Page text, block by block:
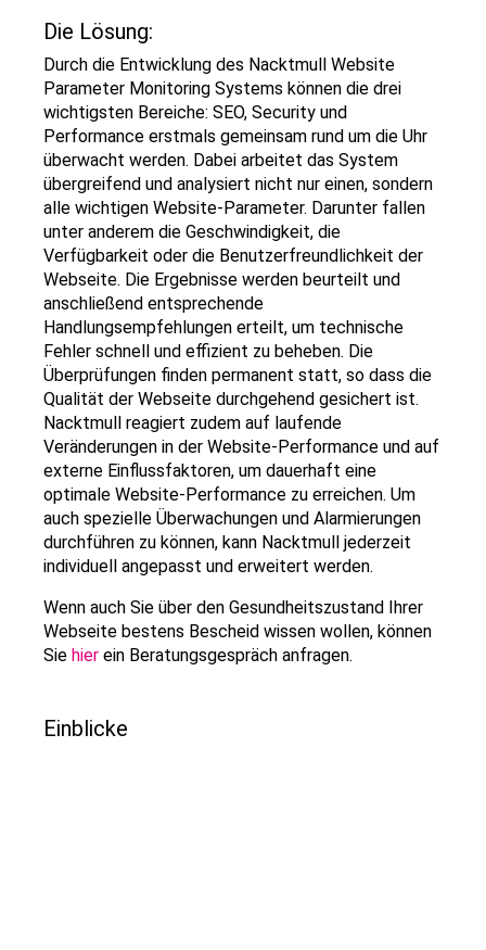
Die Lösung:
Durch die Entwicklung des Nacktmull Website
Parameter Monitoring Systems können die drei
wichtigsten Bereiche: SEO, Security und
Performance erstmals gemeinsam rund um die Uhr
überwacht werden. Dabei arbeitet das System
übergreifend und analysiert nicht nur einen, sondern
alle wichtigen Website-Parameter. Darunter fallen
unter anderem die Geschwindigkeit, die
Verfügbarkeit oder die Benutzerfreundlichkeit der
Webseite. Die Ergebnisse werden beurteilt und
anschließend entsprechende
Handlungsempfehlungen erteilt, um technische
Fehler schnell und effizient zu beheben. Die
Überprüfungen finden permanent statt, so dass die
Qualität der Webseite durchgehend gesichert ist.
Nacktmull reagiert zudem auf laufende
Veränderungen in der Website-Performance und auf
externe Einflussfaktoren, um dauerhaft eine
optimale Website-Performance zu erreichen. Um
auch spezielle Überwachungen und Alarmierungen
durchführen zu können, kann Nacktmull jederzeit
individuell angepasst und erweitert werden.
Wenn auch Sie über den Gesundheitszustand Ihrer
Webseite bestens Bescheid wissen wollen, können
Sie hier ein Beratungsgespräch anfragen.
Einblicke